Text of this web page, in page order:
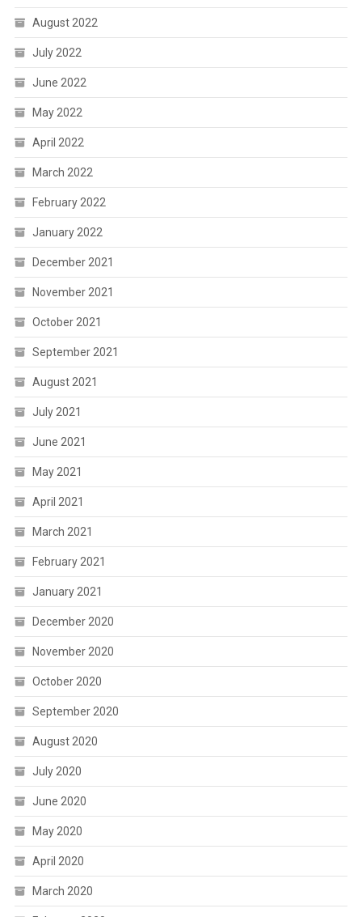
August 2022
July 2022
June 2022
May 2022
April 2022
March 2022
February 2022
January 2022
December 2021
November 2021
October 2021
September 2021
August 2021
July 2021
June 2021
May 2021
April 2021
March 2021
February 2021
January 2021
December 2020
November 2020
October 2020
September 2020
August 2020
July 2020
June 2020
May 2020
April 2020
March 2020